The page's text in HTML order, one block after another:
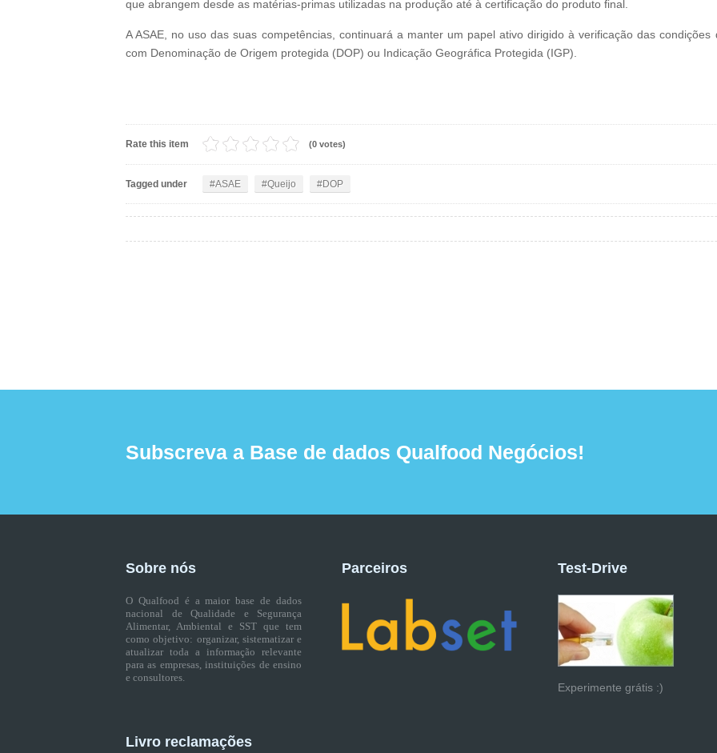
que abrangem desde as matérias-primas utilizadas na produção até à certificação do produto final.
A ASAE, no uso das suas competências, continuará a manter um papel ativo dirigido à verificação das
com Denominação de Origem protegida (DOP) ou Indicação Geográfica Protegida (IGP).
Rate this item (0 votes)
Tagged under ASAE Queijo DOP
Subscreva a Base de dados Qualfood Negócios!
Sobre nós
O Qualfood é a maior base de dados
nacional de Qualidade e Segurança
Alimentar, Ambiental e SST que tem
como objetivo: organizar, sistematizar e
atualizar toda a informação relevante
para as empresas, instituições de ensino
e consultores.
Livro reclamações
Parceiros Test-Drive
Experimente grátis :)